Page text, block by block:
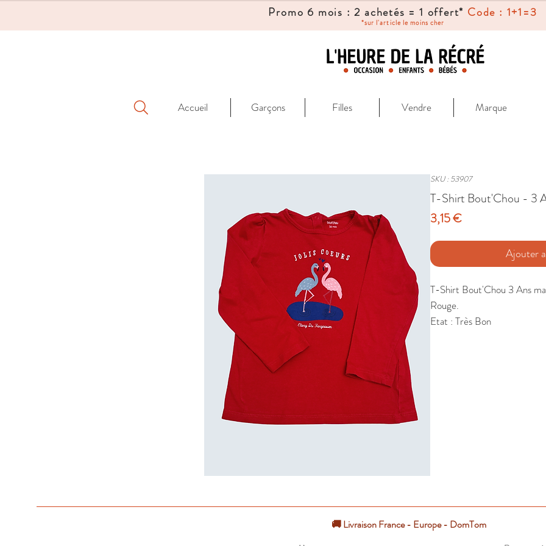
Promo 6 mois : 2 achetés = 1 offert* Code : 1+1=3
*sur l'article le moins cher
Accueil Garçons Filles Vendre Marque
SKU : 53907
T-Shirt Bout'Chou - 3
3,15 €Prix
Ajouter
T-Shirt Bout'Chou 3 Ans
Rouge.
Etat : Très Bon
🚚 Livraison France - Europe - DomTom